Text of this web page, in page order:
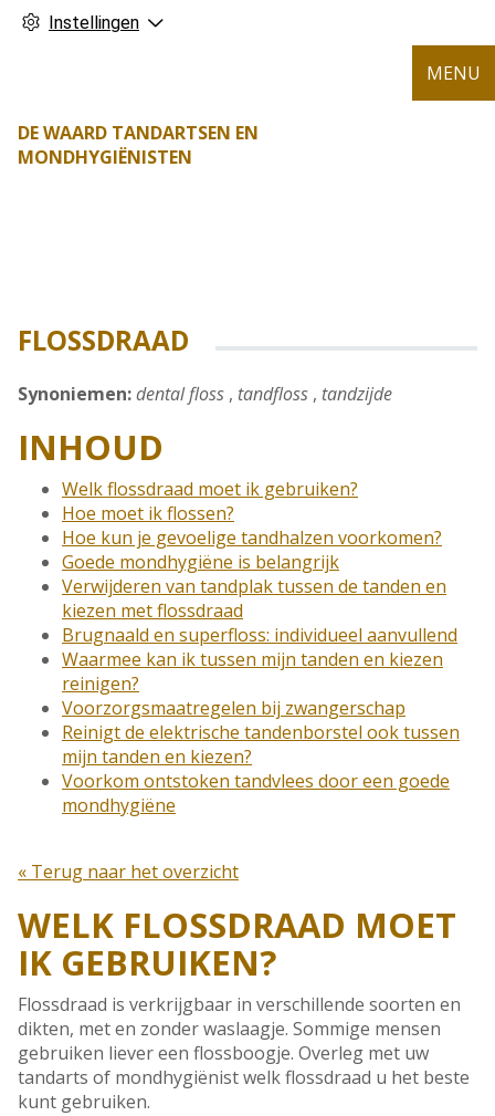
Instellingen
DE WAARD TANDARTSEN EN
MONDHYGIËNISTEN
MENU
FLOSSDRAAD
Synoniemen:dental floss , tandfloss , tandzijde
INHOUD
Welk flossdraad moet ik gebruiken?
Hoe moet ik flossen?
Hoe kun je gevoelige tandhalzen voorkomen?
Goede mondhygiëne is belangrijk
Verwijderen van tandplak tussen de tanden en
kiezen met flossdraad
Brugnaald en superfloss: individueel aanvullend
Waarmee kan ik tussen mijn tanden en kiezen
reinigen?
Voorzorgsmaatregelen bij zwangerschap
Reinigt de elektrische tandenborstel ook tussen
mijn tanden en kiezen?
Voorkom ontstoken tandvlees door een goede
mondhygiëne
« Terug naar het overzicht
WELK FLOSSDRAAD MOET
IK GEBRUIKEN?
Flossdraad is verkrijgbaar in verschillende soorten en
dikten, met en zonder waslaagje. Sommige mensen
gebruiken liever een flossboogje. Overleg met uw
tandarts of mondhygiënist welk flossdraad u het beste
kunt gebruiken.